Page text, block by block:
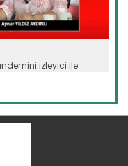
izleyici ile...